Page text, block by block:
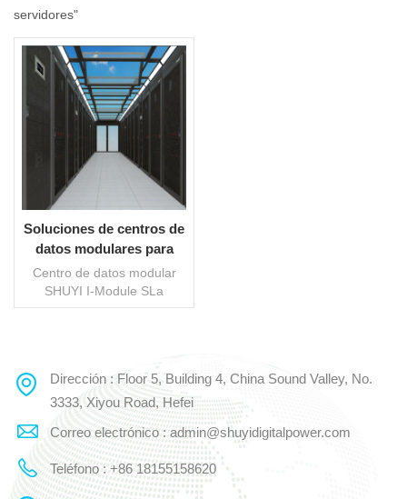
servidores"
Soluciones de centros de
datos modulares para
salas de servidores
Centro de datos modular
SHUYI I-Module SLa
solución adopta un diseño
datos, como sistemas de
gabinetes, sistemas de
canales, sistemas de
suministro y distribución de
energía, sistemas de aire
acondicionado y sistemas
de monitoreo para brindar a
LEE MAS
Dirección : Floor 5, Building 4, China Sound Valley, No.
3333, Xiyou Road, Hefei
Correo electrónico : admin@shuyidigitalpower.com
Teléfono : +86 18155158620